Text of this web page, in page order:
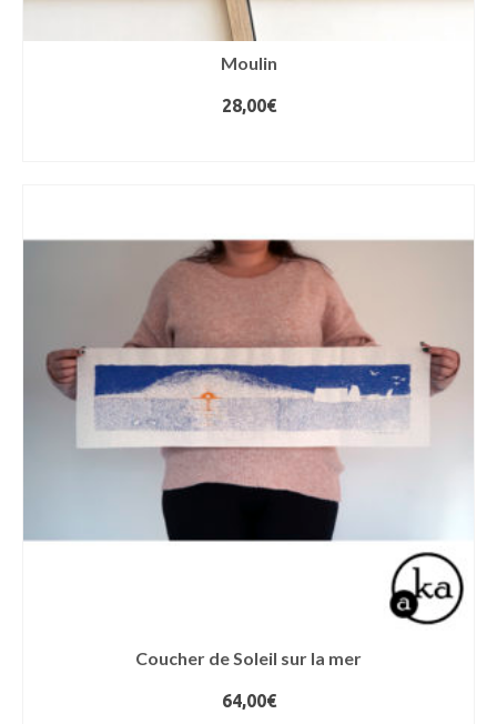
Moulin
28,00€
Coucher de Soleil sur la mer
64,00€